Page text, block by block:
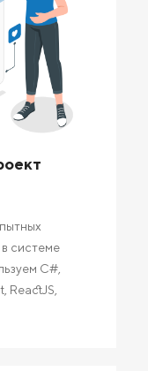
системе
C#,
ReactJS,